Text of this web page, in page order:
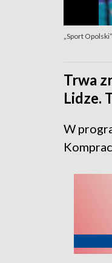
„Sport
Trwa
Lidze.
W